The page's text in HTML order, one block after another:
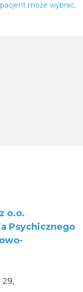
może wybrać,
o.o.
Psychicznego
29,